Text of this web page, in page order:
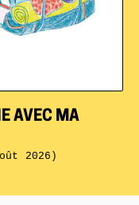
AVEC MA
2026)